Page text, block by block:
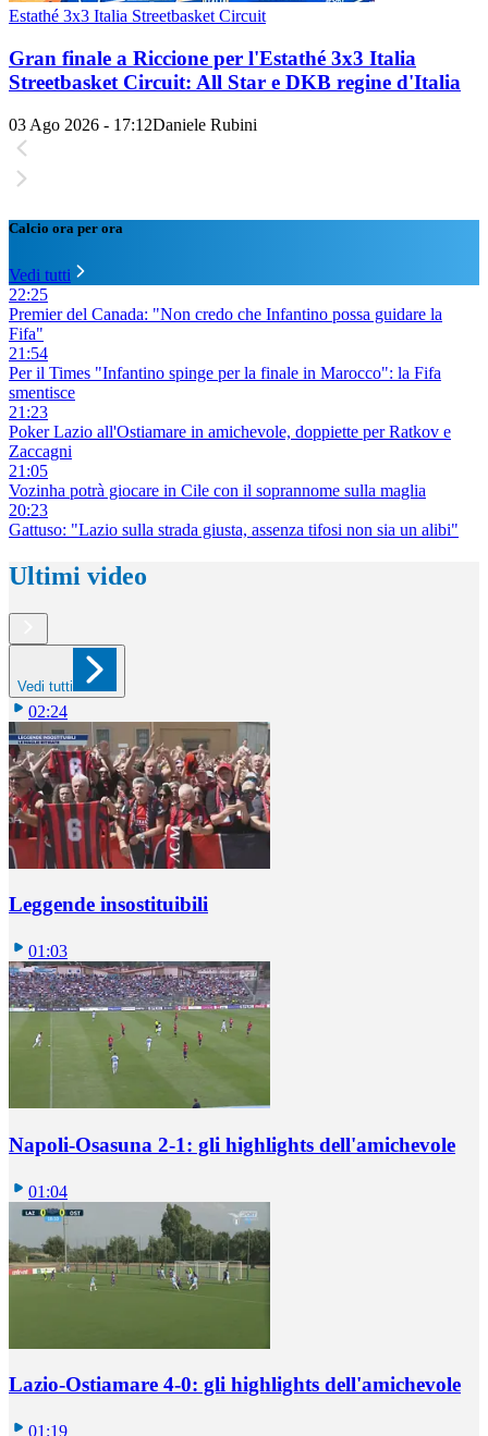
Estathé 3x3 Italia Streetbasket Circuit
Gran finale a Riccione per l'Estathé 3x3 Italia
Streetbasket Circuit: All Star e DKB regine d'Italia
03 Ago 2026 - 17:12Daniele Rubini
Calcio ora per ora
Vedi tutti
22:25
Premier del Canada: "Non credo che Infantino possa guidare la
Fifa"
21:54
Per il Times "Infantino spinge per la finale in Marocco": la Fifa
smentisce
21:23
Poker Lazio all'Ostiamare in amichevole, doppiette per Ratkov e
Zaccagni
21:05
Vozinha potrà giocare in Cile con il soprannome sulla maglia
20:23
Gattuso: "Lazio sulla strada giusta, assenza tifosi non sia un alibi"
Ultimi video
Vedi tutti
02:24
Leggende insostituibili
01:03
Napoli-Osasuna 2-1: gli highlights dell'amichevole
01:04
Lazio-Ostiamare 4-0: gli highlights dell'amichevole
01:19